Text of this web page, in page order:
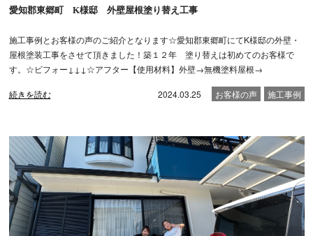
愛知郡東郷町 K様邸 外壁屋根塗り替え工事
施工事例とお客様の声のご紹介となります☆愛知郡東郷町にてK様邸の外壁・
屋根塗装工事をさせて頂きました！築１２年 塗り替えは初めてのお客様で
す。☆ビフォー↓↓↓☆アフター【使用材料】外壁→無機塗料屋根→
続きを読む 2024.03.25 お客様の声 施工事例